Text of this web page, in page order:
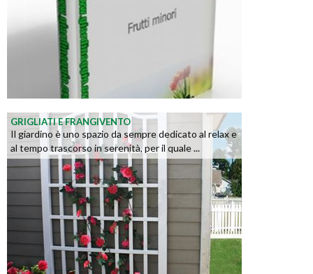
GRIGLIATI E FRANGIVENTO
Il giardino è uno spazio da sempre dedicato al relax e
al tempo trascorso in serenità, per il quale ...